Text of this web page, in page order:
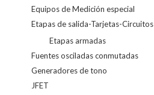
Equipos de Medición especial
Etapas de salida-Tarjetas-Circuitos
Etapas armadas
Fuentes osciladas conmutadas
Generadores de tono
JFET